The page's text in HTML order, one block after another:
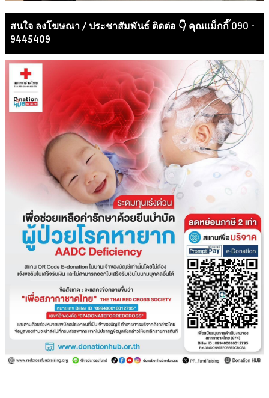
สนใจ ลงโฆษณา / ประชาสัมพันธ์ ติดต่อ 👇 คุณแม็กกี๊ 090 -
9445409